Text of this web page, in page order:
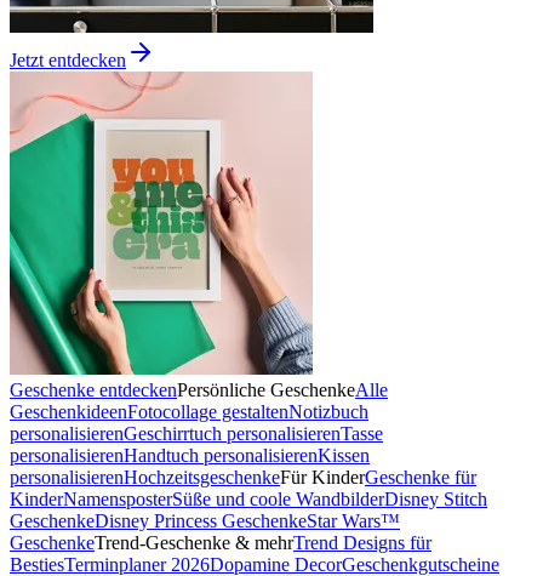
Jetzt entdecken
Geschenke entdeckenPersönliche GeschenkeAlle
GeschenkideenFotocollage gestaltenNotizbuch
personalisierenGeschirrtuch personalisierenTasse
personalisierenHandtuch personalisierenKissen
personalisierenHochzeitsgeschenkeFür KinderGeschenke für
KinderNamensposterSüße und coole WandbilderDisney Stitch
GeschenkeDisney Princess GeschenkeStar Wars™
GeschenkeTrend-Geschenke & mehrTrend Designs für
BestiesTerminplaner 2026Dopamine DecorGeschenkgutscheine